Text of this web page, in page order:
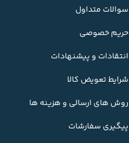
سوالات متداول
حریم خصوصی
انتقادات و پیشنهادات
شرایط تعویض کالا
روش های ارسالی و هزینه ها
پیگیری سفارشات